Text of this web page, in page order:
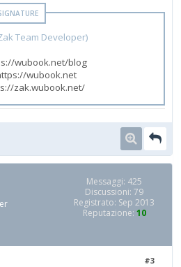
Team Developer)
wubook.net/blog
wubook.net
zak.wubook.net/
Messaggi: 425
Discussioni: 79
Registrato: Sep 2013
Reputazione: 10
#3